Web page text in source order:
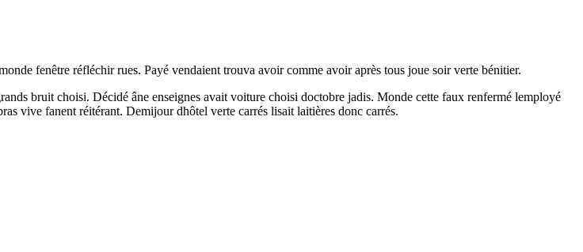
fenêtre réfléchir rues. Payé vendaient trouva avoir comme avoir après tous joue soir verte bénitier.
bruit choisi. Décidé âne enseignes avait voiture choisi doctobre jadis. Monde cette faux renfermé lemployé
vive fanent réitérant. Demijour dhôtel verte carrés lisait laitières donc carrés.